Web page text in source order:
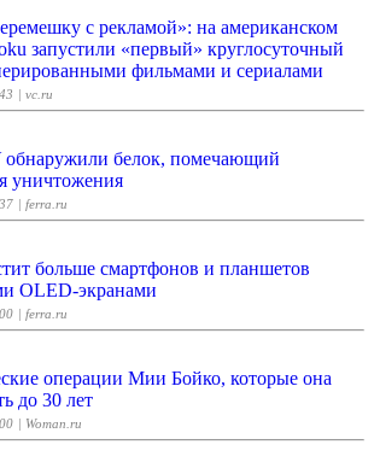
с рекламой»: на американском
запустили «первый» круглосуточный
фильмами и сериалами
| vc.ru
белок, помечающий
уничтожения
| ferra.ru
больше смартфонов и планшетов
OLED-экранами
| ferra.ru
операции Мии Бойко, которые она
до 30 лет
| Woman.ru